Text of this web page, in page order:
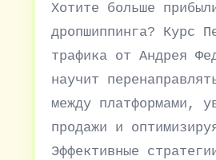
Хотите больше
дропшиппинга? Курс
трафика от Андрея
научит
между платформами,
продажи и
Эффективные